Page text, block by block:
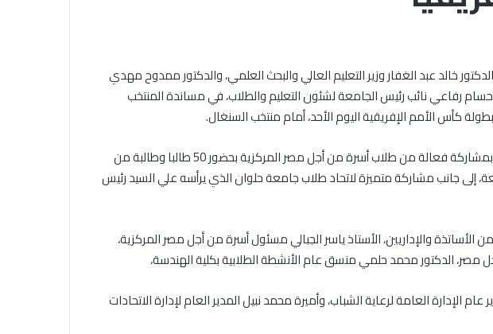
خالد عبد الغفار وزير التعليم العالي والبحث العلمي، والدكتور ممدوح مهدي
رفاعي نائب رئيس الجامعة لشئون التعليم والطلاب، في مساندة المنتخب
كأس الأمم الإفريقية اليوم الأحد، أمام منتخب السنغال.
يسافر وفد جامعة حلوان من الطلاب بمشاركة فعالة من طلاب أسرة من أجل مصر المركزية بحضور 50 طالبا وطالبة من
إلى جانب مشاركة متميزة لاتحاد طلاب جامعة حلوان الذي يرأسه علي السيد رئيس
والإداريين، الأستاذ ياسر الجبالي مسئول أسرة من أجل مصر المركزية،
الدكتور محمد حلمي منسق عام الأنشطة الطلابية بكلية الهندسة،
العامة لرعاية الشباب، وأميرة محمد نبيل المدير العام لإدارة الاتحادات
باب
2027..
المواعيد
وطرق
والشروط
الكاملة
الخميس, 6 أغسطس 2026
الداخلية تفتح باب التقديم لحج
القرعة 2027.. المواعيد وطرق
التسجيل والشروط الكاملة
حفظ
الأمانة
والابتعاد
والتدليس
من
ترابط
المجتمع
خلال ملتقى الجامع الأزهر للقضايا
المعاصرة: حفظ الأمانة والابتعاد عن
الغش والتدليس من أهم أسباب
ترابط المجتمع